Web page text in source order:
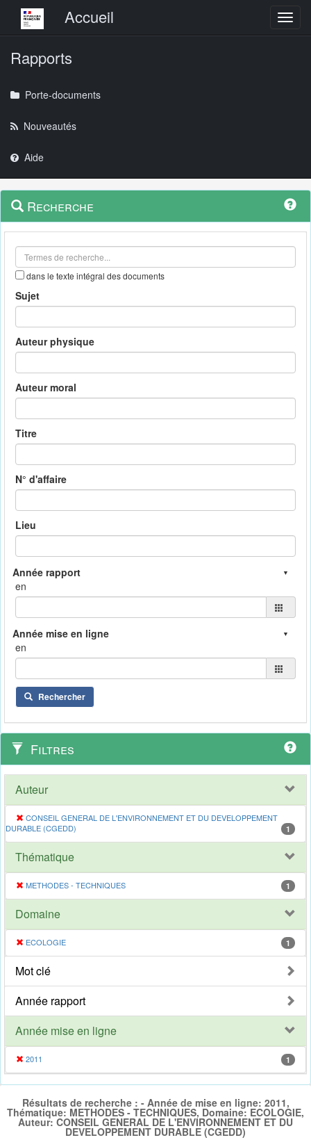
Menu principalAccueil
Rapports
Porte-documents
Nouveautés
Aide
Navigation
outils
Menu
contextuel
Recherche
dans le texte intégral des documents
Sujet
Auteur physique
Auteur moral
Titre
N° d'affaire
Lieu
en
en
Rechercher
Filtres
Auteur
CONSEIL GENERAL DE L'ENVIRONNEMENT ET DU DEVELOPPEMENT
DURABLE (CGEDD)
1
Thématique
METHODES - TECHNIQUES 1
Domaine
ECOLOGIE 1
Mot clé
Année rapport
Année mise en ligne
2011 1
Résultats de recherche : - Année de mise en ligne: 2011,
Thématique: METHODES - TECHNIQUES, Domaine: ECOLOGIE,
Auteur: CONSEIL GENERAL DE L'ENVIRONNEMENT ET DU
DEVELOPPEMENT DURABLE (CGEDD)